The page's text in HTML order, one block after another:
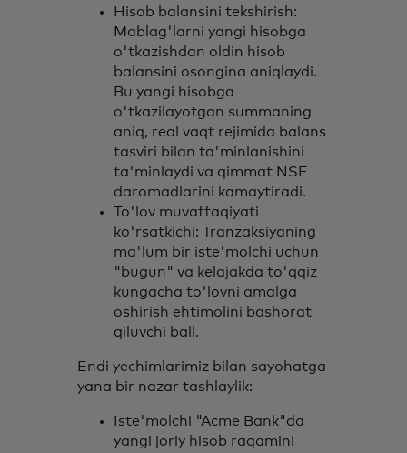
Hisob balansini tekshirish:
Mablag'larni yangi hisobga
o'tkazishdan oldin hisob
balansini osongina aniqlaydi.
Bu yangi hisobga
o'tkazilayotgan summaning
aniq, real vaqt rejimida balans
tasviri bilan ta'minlanishini
ta'minlaydi va qimmat NSF
daromadlarini kamaytiradi.
To'lov muvaffaqiyati
ko'rsatkichi: Tranzaksiyaning
ma'lum bir iste'molchi uchun
"bugun" va kelajakda to'qqiz
kungacha to'lovni amalga
oshirish ehtimolini bashorat
qiluvchi ball.
Endi yechimlarimiz bilan sayohatga
yana bir nazar tashlaylik:
Iste'molchi "Acme Bank"da
yangi joriy hisob raqamini